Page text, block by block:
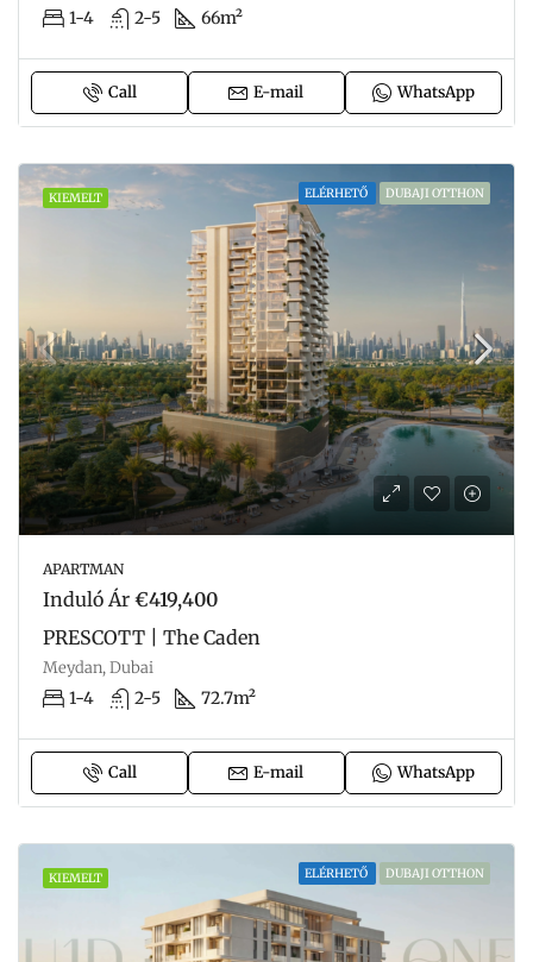
1-4 2-5 66m²
Call E-mail WhatsApp
KIEMELT ELÉRHETŐ DUBAJI OTTHON
APARTMAN
Induló Ár €419,400
PRESCOTT | The Caden
Meydan, Dubai
1-4 2-5 72.7m²
Call E-mail WhatsApp
KIEMELT ELÉRHETŐ DUBAJI OTTHON